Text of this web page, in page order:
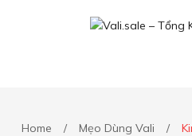
Home / Mẹo Dùng Vali /